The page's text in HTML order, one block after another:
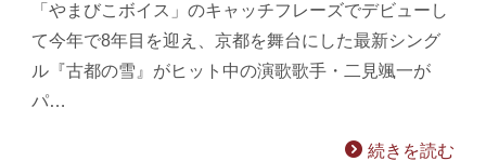
「やまびこボイス」のキャッチフレーズでデビューし
て今年で8年目を迎え、京都を舞台にした最新シング
ル『古都の雪』がヒット中の演歌歌手・二見颯一が
パ…
続きを読む